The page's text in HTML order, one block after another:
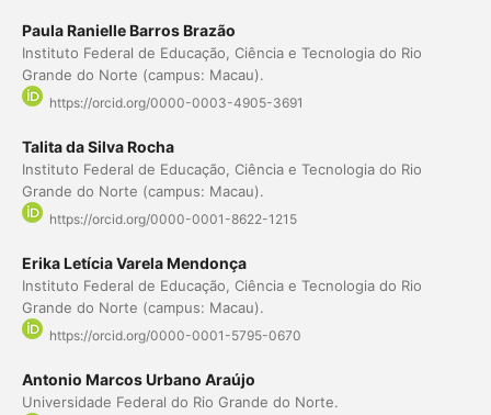
Paula Ranielle Barros Brazão
Instituto Federal de Educação, Ciência e Tecnologia do Rio
Grande do Norte (campus: Macau).
https://orcid.org/0000-0003-4905-3691
Talita da Silva Rocha
Instituto Federal de Educação, Ciência e Tecnologia do Rio
Grande do Norte (campus: Macau).
https://orcid.org/0000-0001-8622-1215
Erika Letícia Varela Mendonça
Instituto Federal de Educação, Ciência e Tecnologia do Rio
Grande do Norte (campus: Macau).
https://orcid.org/0000-0001-5795-0670
Antonio Marcos Urbano Araújo
Universidade Federal do Rio Grande do Norte.